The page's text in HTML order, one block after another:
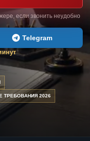
если звонить неудобно
Telegram
ТРЕБОВАНИЯ 2026